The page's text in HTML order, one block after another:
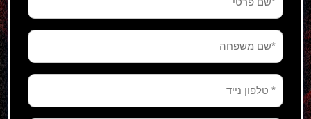
פרטי
שם
משפחה
טלפון
נייד